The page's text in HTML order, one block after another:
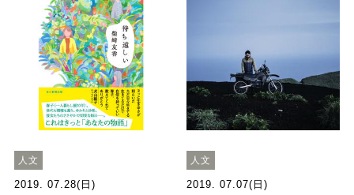
人文
2019. 07.28(日)
人文
2019. 07.07(日)